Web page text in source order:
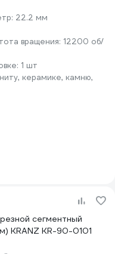
22.2 мм
вращения: 12200 об/
1 шт
керамике, камню,
сегментный
KRANZ KR-90-0101